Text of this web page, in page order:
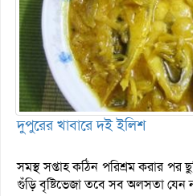
দুপুরের খাবারে দই ইলিশ
সমস্থ সপ্তাহ কঠিন পরিশ্রম করার পর
গুঁড়ি বৃষ্টিভেজা তবে সব অলসতা